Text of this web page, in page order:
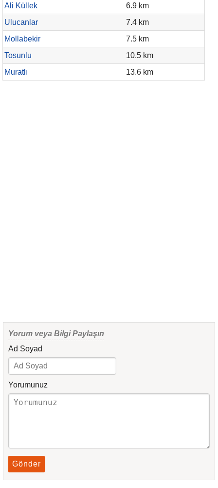
Ali Küllek
6.9 km
Ulucanlar
7.4 km
Mollabekir
7.5 km
Tosunlu
10.5 km
Muratlı
13.6 km
Yorum veya Bilgi Paylaşın
Ad Soyad
Yorumunuz
Gönder